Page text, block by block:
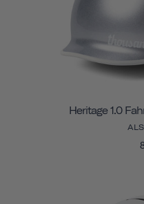
Heritage 1.0